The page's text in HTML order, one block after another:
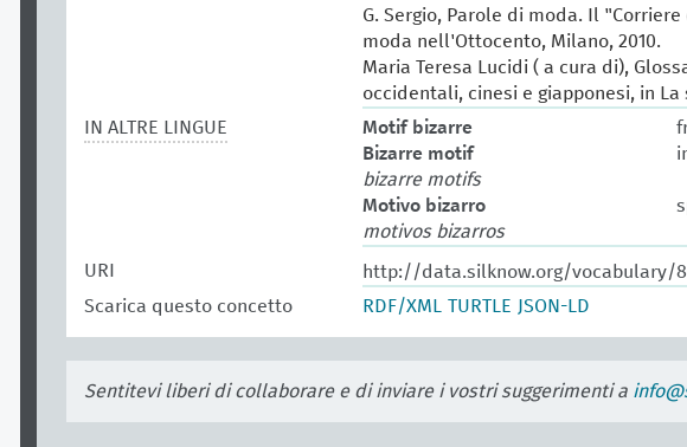
G. Sergio, Parole di moda. Il
moda nell'Ottocento, Milano, 2010.
Maria Teresa Lucidi ( a cura di),
occidentali, cinesi e giapponesi, in La
IN ALTRE LINGUE
Motif bizarre
Bizarre motif
bizarre motifs
Motivo bizarro
motivos bizarros
URI
http://data.silknow.org/vocabulary/
Scarica questo concetto
RDF/XML TURTLE JSON-LD
Sentitevi liberi di collaborare e di inviare i vostri suggerimenti a